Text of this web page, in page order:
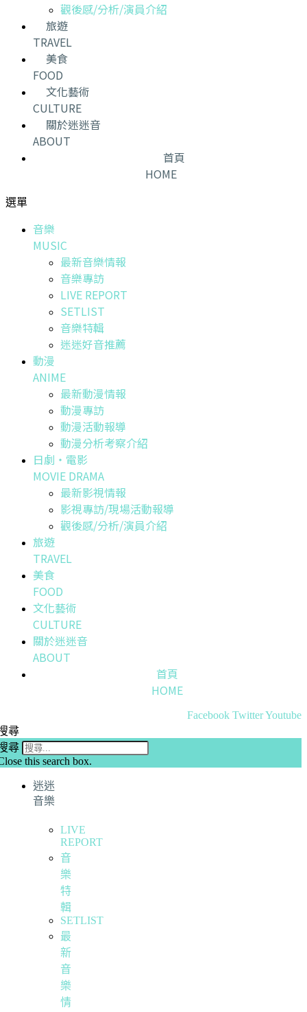
觀後感/分析/演員介紹
旅遊
TRAVEL
美食
FOOD
文化藝術
CULTURE
關於迷迷音
ABOUT
首頁
HOME
選單
音樂
MUSIC
最新音樂情報
音樂專訪
LIVE REPORT
SETLIST
音樂特輯
迷迷好音推薦
動漫
ANIME
最新動漫情報
動漫專訪
動漫活動報導
動漫分析考察介紹
日劇・電影
MOVIE DRAMA
最新影視情報
影視專訪/現場活動報導
觀後感/分析/演員介紹
旅遊
TRAVEL
美食
FOOD
文化藝術
CULTURE
關於迷迷音
ABOUT
首頁
HOME
Facebook TwitterYoutube
尋
尋
this search box.
迷迷
音樂
LIVE
REPORT
音
樂
特
輯
SETLIST
最
新
音
樂
情